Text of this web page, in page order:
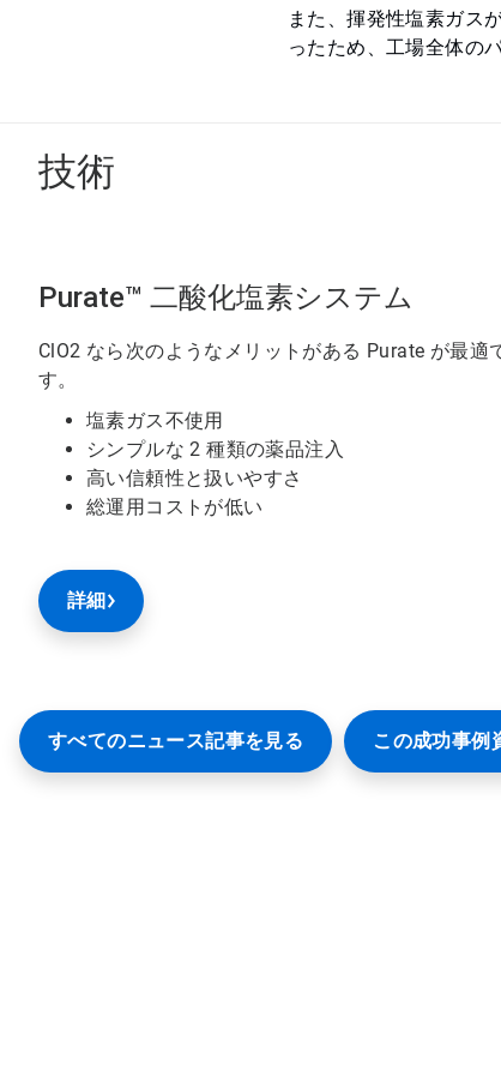
また、揮発性塩素ガス
ったため、工場全体の
技術
Purate™ 二酸化塩素システム
ClO2 なら次のようなメリットがある Purate が最適
す。
塩素ガス不使用
シンプルな 2 種類の薬品注入
高い信頼性と扱いやすさ
総運用コストが低い
詳細
すべてのニュース記事を見る この成功事例